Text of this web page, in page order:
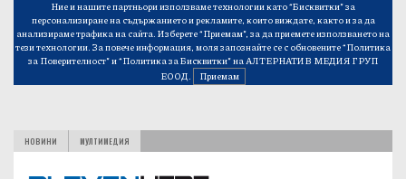
Ние и нашите партньори използваме технологии като “Бисквитки” за
персонализиране на съдържанието и рекламите, които виждате, както и за да
анализираме трафика на сайта. Изберете “Приемам”, за да приемете използването на
тези технологии. За повече информация, моля запознайте се с обновените“Политика
за Поверителност”и“Политика за Бисквитки”на АЛТЕРНАТИВ МЕДИЯ ГРУП
ЕООД.
Приемам
НОВИНИ МУЛТИМЕДИЯ